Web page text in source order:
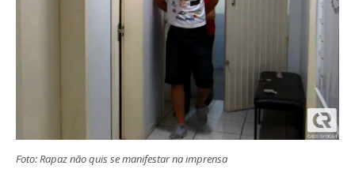
Foto: Rapaz não quis se manifestar na imprensa